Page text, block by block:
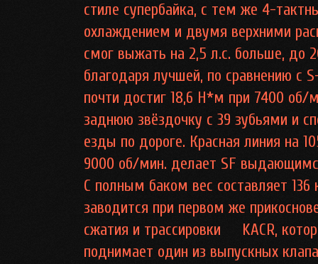
стиле супербайка, с тем же 4-
охлаждением и двумя верхними
смог выжать на 2,5 л.с. больше, до
благодаря лучшей, по сравнению с
почти достиг 18,6 Н*м при 7400
заднюю звёздочку с 39 зубьями и
езды по дороге. Красная линия на
9000 об/мин. делает SF
С полным баком вес составляет 136
заводится при первом же
сжатия и трассировки KACR,
поднимает один из выпускных